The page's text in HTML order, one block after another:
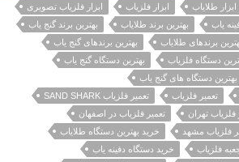
ابزار طلایاب ابزار فلزیاب
ابزار فلزیاب تصویری
یاب بهترین برند طلایاب
بهترین برند گنج یاب
برندهای طلایاب
بهترین برندهای گنج یاب
دستگاه فلزیاب
بهترین دستگاه گنج یاب
بهترین دستگاه های گنج یاب
تعمیر فلزیاب
تعمیر فلزیاب SAND SHARK
فلزیاب تهران
تعمیر فلزیاب در اصفهان
فلزیاب مشهد
خرید بهترین دستگاه طلایاب
فلزیاب
خرید دستگاه دفینه یاب